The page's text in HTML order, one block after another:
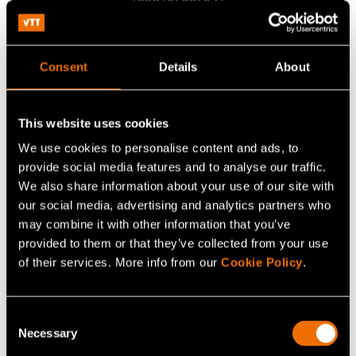
Consent Details About
This website uses cookies
We use cookies to personalise content and ads, to
provide social media features and to analyse our traffic.
We also share information about your use of our site with
our social media, advertising and analytics partners who
may combine it with other information that you’ve
provided to them or that they’ve collected from your use
of their services. More info from our Cookie Policy.
Selection
Necessary
Katso profiili
Lisää uutisia ja tarinoita